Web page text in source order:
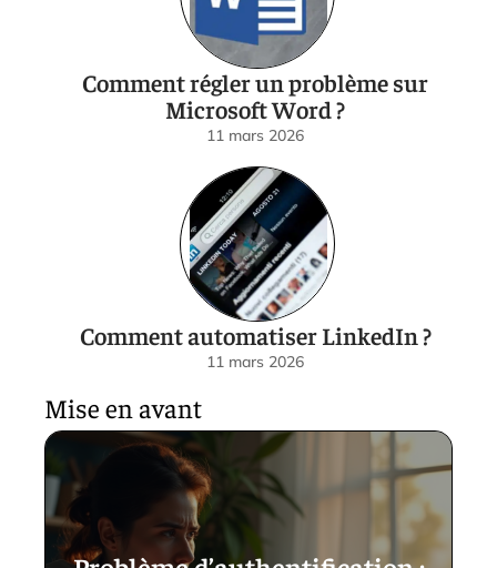
Comment régler un problème sur
Microsoft Word ?
11 mars 2026
Comment automatiser LinkedIn ?
11 mars 2026
Mise en avant